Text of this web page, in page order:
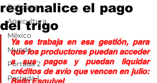
Policiaca
Agricultura
México
Mundo
Portada 2
Portada 1
regionalice el pago
del trigo
Ya se trabaja en esa gestión, para
que los productores puedan acceder
a sus pagos y puedan liquidar
créditos de avío que vencen en julio: